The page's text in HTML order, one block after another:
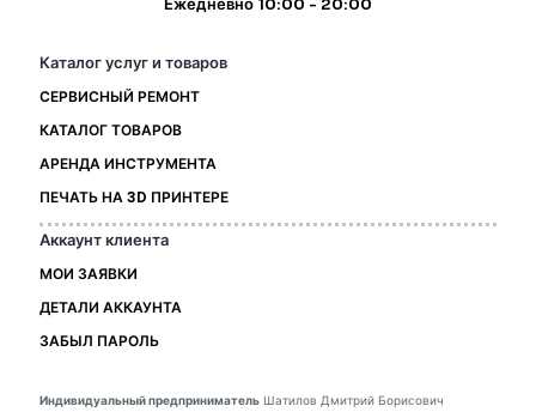
Ежедневно 10:00 - 20:00
Каталог услуг и товаров
СЕРВИСНЫЙ РЕМОНТ
КАТАЛОГ ТОВАРОВ
АРЕНДА ИНСТРУМЕНТА
ПЕЧАТЬ НА 3D ПРИНТЕРЕ
Аккаунт клиента
МОИ ЗАЯВКИ
ДЕТАЛИ АККАУНТА
ЗАБЫЛ ПАРОЛЬ
Индивидуальный предприниматель Шатилов Дмитрий Борисович